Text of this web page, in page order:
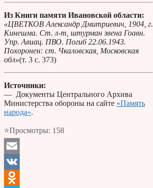
Из Книги памяти Ивановской области:
«ЦВЕТКОВ Александр Дмитриевич, 1904, г.
Кинешма. Ст. л-т, штурман звена Гоавн.
Упр. Авиац. ПВО. Погиб 22.06.1943.
Похоронен: ст. Чкаловская, Московская
обл»(т. 3 с. 373)
Источники:
— Документы Центрального Архива
Министерства обороны на сайте «Память
народа».
⭐Просмотры: 158
Email
VK